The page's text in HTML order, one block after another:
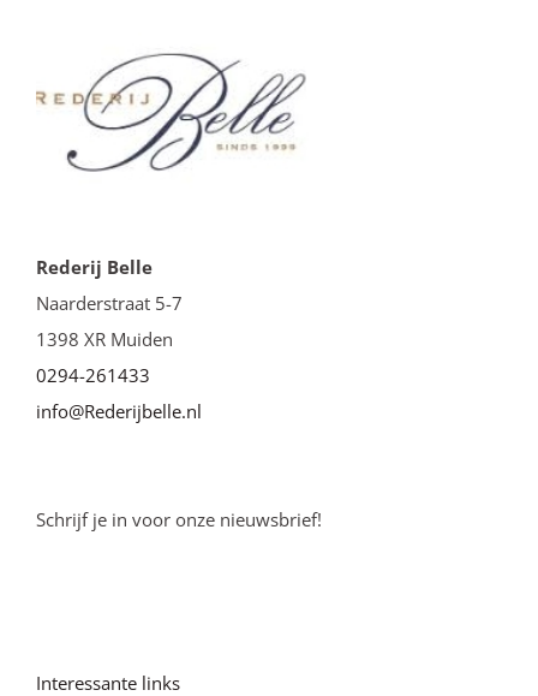
Rederij Belle
Naarderstraat 5-7
1398 XR Muiden
0294-261433
info@Rederijbelle.nl
Schrijf je in voor onze nieuwsbrief!
Interessante links